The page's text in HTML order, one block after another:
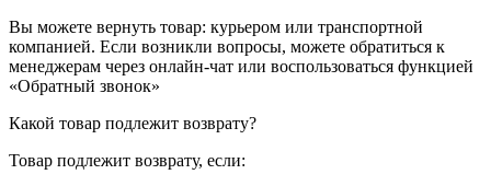
Вы можете вернуть товар: курьером или транспортной
компанией. Если возникли вопросы, можете обратиться к
менеджерам через онлайн-чат или воспользоваться функцией
«Обратный звонок»
Какой товар подлежит возврату?
Товар подлежит возврату, если: